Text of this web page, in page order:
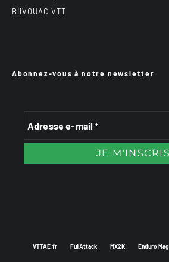
BiiVOUAC VTT
Abonnez-vous à notre newsletter
VTTAE.fr FullAttack MX2K Enduro Mag